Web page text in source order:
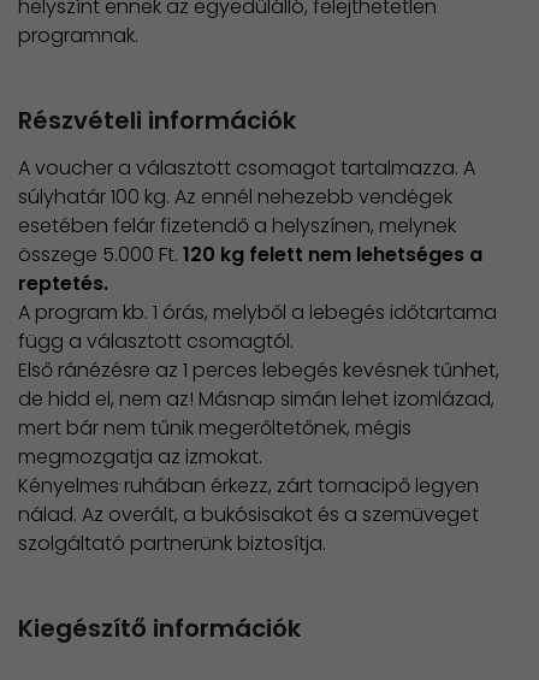
helyszínt ennek az egyedülálló, felejthetetlen
programnak.
Részvételi információk
A voucher a választott csomagot tartalmazza. A
súlyhatár 100 kg. Az ennél nehezebb vendégek
esetében felár fizetendő a helyszínen, melynek
összege 5.000 Ft. 120 kg felett nem lehetséges a
reptetés.
A program kb. 1 órás, melyből a lebegés időtartama
függ a választott csomagtól.
Első ránézésre az 1 perces lebegés kevésnek tűnhet,
de hidd el, nem az! Másnap simán lehet izomlázad,
mert bár nem tűnik megerőltetőnek, mégis
megmozgatja az izmokat.
Kényelmes ruhában érkezz, zárt tornacipő legyen
nálad. Az overált, a bukósisakot és a szemüveget
szolgáltató partnerünk biztosítja.
Kiegészítő információk